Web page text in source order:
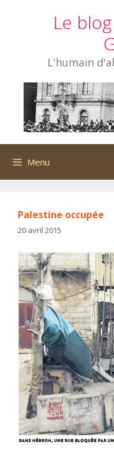
Le
L'humain
Menu
Palestine occupée
20 avril 2015